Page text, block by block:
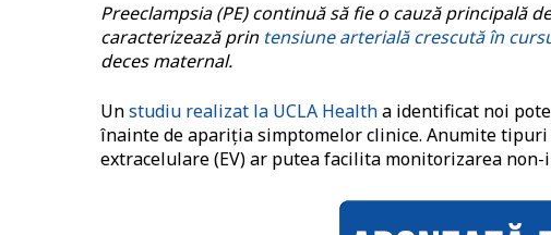
Preeclampsia (PE) continuă să fie o cauză principală
caracterizează prin tensiune arterială crescută în
deces maternal.
Unstudiu realizat la UCLA Healtha identificat noi
înainte de apariția simptomelor clinice. Anumite tipuri
extracelulare (EV) ar putea facilita monitorizarea